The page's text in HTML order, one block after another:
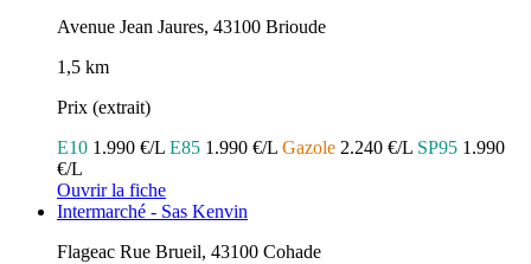
Avenue Jean Jaures, 43100 Brioude
1,5 km
Prix (extrait)
E10 1.990 €/L E85 1.990 €/L Gazole 2.240 €/L SP95 1.990
€/L
Ouvrir la fiche
Intermarché - Sas Kenvin
Flageac Rue Brueil, 43100 Cohade